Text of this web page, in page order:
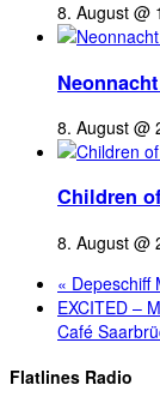
8. August @
8. August @
Children
8. August @
« Depeschiff
EXCITED –
Café
Flatlines Radio